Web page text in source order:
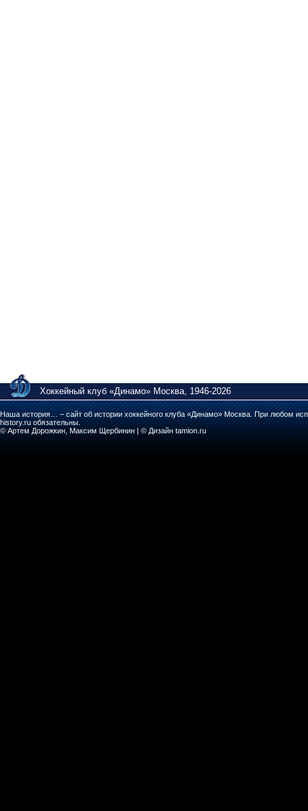
Хоккейный клуб «Динамо» Москва, 1946-2026
Наша история… – сайт об истории хоккейного клуба «Динамо» Москва. При любом
history.ru обязательны.
© Артем Дорожкин, Максим Щербинин | © Дизайн tamion.ru